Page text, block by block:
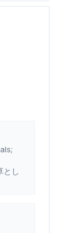
とし